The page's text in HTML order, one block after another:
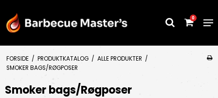
0
FORSIDE / PRODUKTKATALOG / ALLE PRODUKTER /
SMOKER BAGS/RØGPOSER
Smoker bags/Røgposer